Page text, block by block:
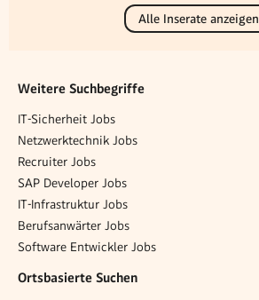
Alle Inserate anzeigen
Weitere Suchbegriffe
IT-Sicherheit Jobs
Netzwerktechnik Jobs
Recruiter Jobs
SAP Developer Jobs
IT-Infrastruktur Jobs
Berufsanwärter Jobs
Software Entwickler Jobs
Ortsbasierte Suchen